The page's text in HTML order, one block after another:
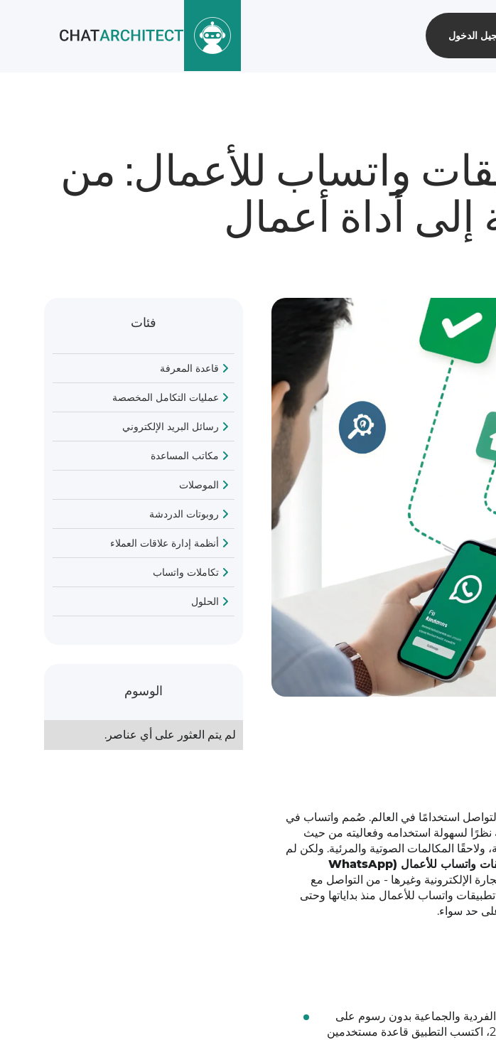
الدخول
واتساب للأعمال: من
أداة أعمال
التواصل استخدامًا في العالم. صُمم واتساب في
نظرًا لسهولة استخدامه وفعاليته من حيث
المكالمات الصوتية والمرئية. ولكن لم
تطبيقات واتساب للأعمال (WhatsApp
الإلكترونية وغيرها - من التواصل مع
واتساب للأعمال منذ بداياتها وحتى
حد سواء.
والجماعية بدون رسوم على
الرسائل النصية، ما شكّل بديلاً جذاباً لرسوم الرسائل النصية المكلفة. وبحلول عام 2011، اكتسب التطبيق قاعدة مستخدمين
فئات
قاعدة المعرفة
عمليات التكامل المخصصة
رسائل البريد الإلكتروني
مكاتب المساعدة
الموصلات
روبوتات الدردشة
أنظمة إدارة علاقات العملاء
تكاملات واتساب
الحلول
الوسوم
لم يتم العثور على أي عناصر.